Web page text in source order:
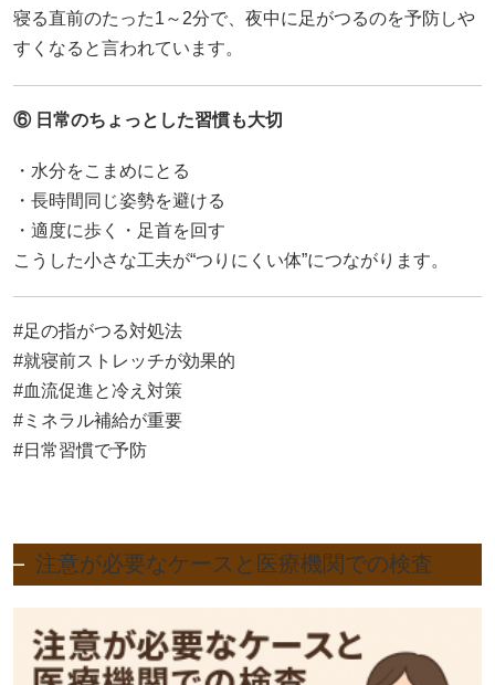
寝る直前のたった1～2分で、夜中に足がつるのを予防しや
すくなると言われています。
⑥ 日常のちょっとした習慣も大切
・水分をこまめにとる
・長時間同じ姿勢を避ける
・適度に歩く・足首を回す
こうした小さな工夫が“つりにくい体”につながります。
#足の指がつる対処法
#就寝前ストレッチが効果的
#血流促進と冷え対策
#ミネラル補給が重要
#日常習慣で予防
注意が必要なケースと医療機関での検査